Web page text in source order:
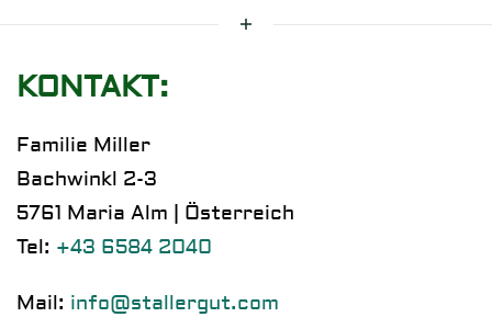
KONTAKT:
Familie Miller
Bachwinkl 2-3
5761 Maria Alm | Österreich
Tel: +43 6584 2040
Mail: info@stallergut.com